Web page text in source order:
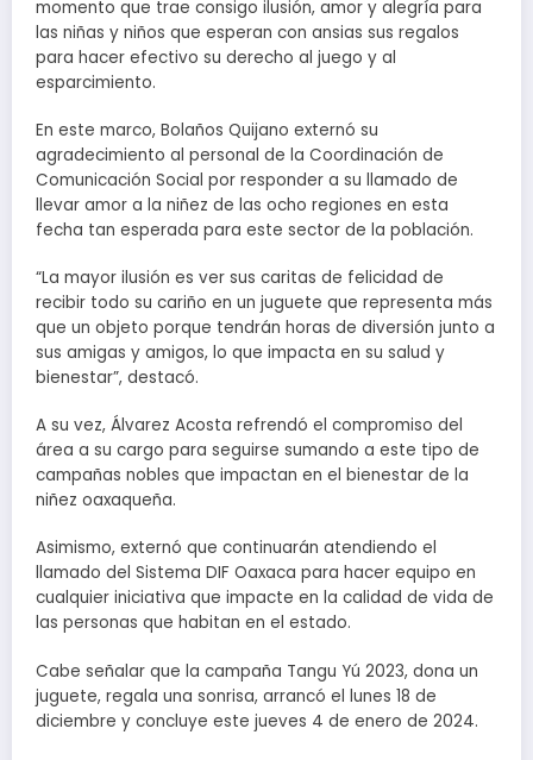
momento que trae consigo ilusión, amor y alegría para
las niñas y niños que esperan con ansias sus regalos
para hacer efectivo su derecho al juego y al
esparcimiento.
En este marco, Bolaños Quijano externó su
agradecimiento al personal de la Coordinación de
Comunicación Social por responder a su llamado de
llevar amor a la niñez de las ocho regiones en esta
fecha tan esperada para este sector de la población.
“La mayor ilusión es ver sus caritas de felicidad de
recibir todo su cariño en un juguete que representa más
que un objeto porque tendrán horas de diversión junto a
sus amigas y amigos, lo que impacta en su salud y
bienestar”, destacó.
A su vez, Álvarez Acosta refrendó el compromiso del
área a su cargo para seguirse sumando a este tipo de
campañas nobles que impactan en el bienestar de la
niñez oaxaqueña.
Asimismo, externó que continuarán atendiendo el
llamado del Sistema DIF Oaxaca para hacer equipo en
cualquier iniciativa que impacte en la calidad de vida de
las personas que habitan en el estado.
Cabe señalar que la campaña Tangu Yú 2023, dona un
juguete, regala una sonrisa, arrancó el lunes 18 de
diciembre y concluye este jueves 4 de enero de 2024.